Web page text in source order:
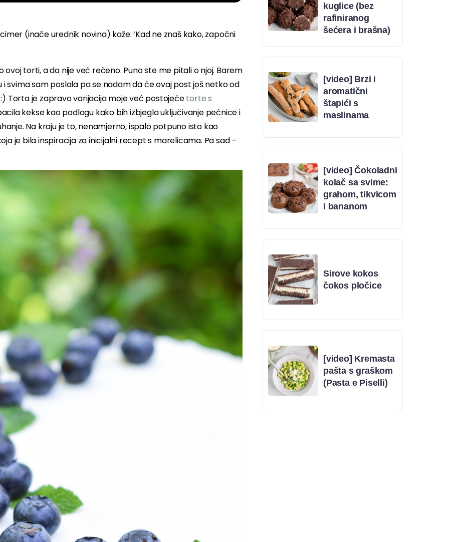
(inače urednik novina) kaže: ‘Kad ne znaš kako, započni
torti, a da nije već rečeno. Puno ste me pitali o njoj. Barem
svima sam poslala pa se nadam da će ovaj post još netko od
Torta je zapravo varijacija moje već postojećetorte s
kekse kao podlogu kako bih izbjegla uključivanje pećnice i
Na kraju je to, nenamjerno, ispalo potpuno isto kao
je bila inspiracija za inicijalni recept s marelicama. Pa sad –
kuglice (bez
rafiniranog
šećera i brašna)
[video] Brzi i
aromatični
štapići s
maslinama
[video] Čokoladni
kolač sa svime:
grahom, tikvicom
i bananom
Sirove kokos
čokos pločice
[video] Kremasta
pašta s graškom
(Pasta e Piselli)